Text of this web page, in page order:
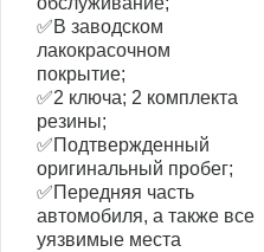
✅В заводском
лакокрасочном
покрытие;
✅2 ключа; 2 комплекта
резины;
✅Подтвержденный
оригинальный пробег;
✅Передняя часть
автомобиля, а также все
уязвимые места